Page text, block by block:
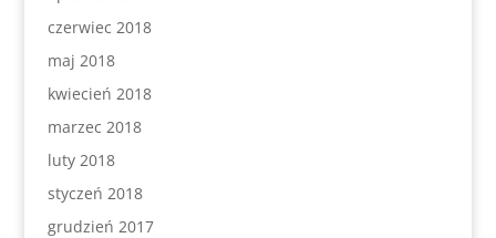
czerwiec 2018
maj 2018
kwiecień 2018
marzec 2018
luty 2018
styczeń 2018
grudzień 2017